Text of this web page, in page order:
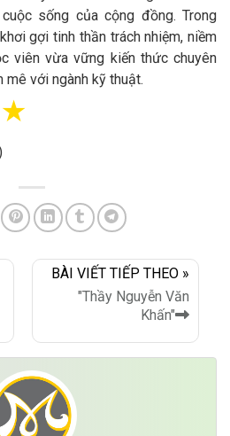
sống của cộng đồng. Trong
gợi tinh thần trách nhiệm, niềm
viên vừa vững kiến thức chuyên
với ngành kỹ thuật.
☆
BÀI VIẾT TIẾP THEO »
"Thầy Nguyễn Văn
Khấn"